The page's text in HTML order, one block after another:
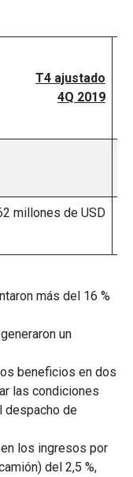
T4 ajustado
4Q 2019
millones de USD
más del 16 %
un
beneficios en dos
las condiciones
despacho de
los ingresos por
del 2,5 %,